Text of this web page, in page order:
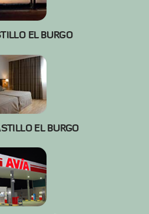
EL BURGO
EL BURGO